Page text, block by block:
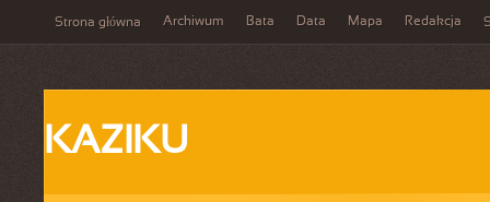
Strona główna Archiwum Bata Data Mapa Redakcja
KAZIKU